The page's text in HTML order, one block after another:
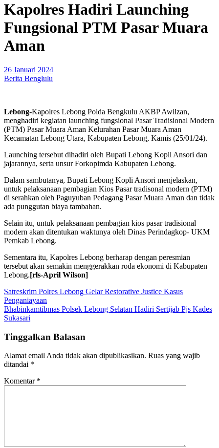
Kapolres Hadiri Launching
Fungsional PTM Pasar Muara
Aman
26 Januari 2024
Berita Benglulu
Lebong-Kapolres Lebong Polda Bengkulu AKBP Awilzan,
menghadiri kegiatan launching fungsional Pasar Tradisional Modern
(PTM) Pasar Muara Aman Kelurahan Pasar Muara Aman
Kecamatan Lebong Utara, Kabupaten Lebong, Kamis (25/01/24).
Launching tersebut dihadiri oleh Bupati Lebong Kopli Ansori dan
jajarannya, serta unsur Forkopimda Kabupaten Lebong.
Dalam sambutanya, Bupati Lebong Kopli Ansori menjelaskan,
untuk pelaksanaan pembagian Kios Pasar tradisonal modern (PTM)
di serahkan oleh Paguyuban Pedagang Pasar Muara Aman dan tidak
ada punggutan biaya tambahan.
Selain itu, untuk pelaksanaan pembagian kios pasar tradisional
modern akan ditentukan waktunya oleh Dinas Perindagkop- UKM
Pemkab Lebong.
Sementara itu, Kapolres Lebong berharap dengan peresmian
tersebut akan semakin menggerakkan roda ekonomi di Kabupaten
Lebong.[rls-April Wilson]
Navigasi
pos
Satreskrim Polres Lebong Gelar Restorative Justice Kasus
Penganiayaan
Bhabinkamtibmas Polsek Lebong Selatan Hadiri Sertijab Pjs Kades
Sukasari
Tinggalkan Balasan
Alamat email Anda tidak akan dipublikasikan. Ruas yang wajib
ditandai *
Komentar *